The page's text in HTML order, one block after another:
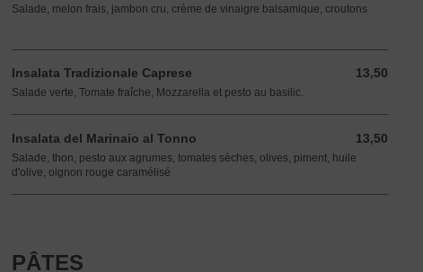
Salade, melon frais, jambon cru, crème de vinaigre balsamique, croutons
Insalata Tradizionale Caprese 13,50
13,50 EUR
Salade verte, Tomate fraîche, Mozzarella et pesto au basilic.
Insalata del Marinaio al Tonno 13,50
13,50 EUR
Salade, thon, pesto aux agrumes, tomates sèches, olives, piment, huile
d'olive, oignon rouge caramélisé
PÂTES